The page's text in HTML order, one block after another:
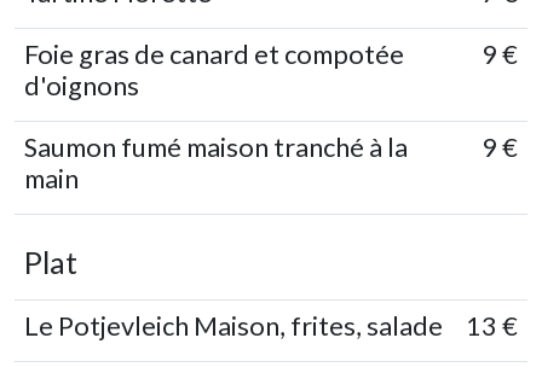
Foie gras de canard et compotée
d'oignons
9 €
Saumon fumé maison tranché à la
main
9 €
Plat
Le Potjevleich Maison, frites, salade
13 €